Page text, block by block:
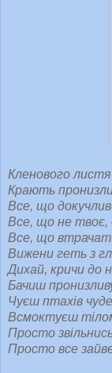
Кленового листя
Крають
Все, що
Все, що не твоє,
Все, що
Вижени геть з
Дихай, кричи до
Бачиш
Чуєш птахів
Всмоктуєш
Просто
Просто все